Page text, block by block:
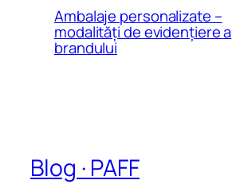
Ambalaje personalizate –
modalităţi de evidenţiere a
brandului
Blog · PAFF